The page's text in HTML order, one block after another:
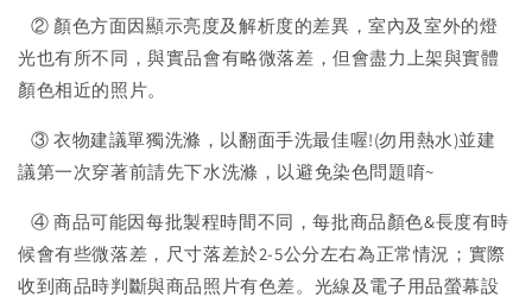
② 顏色方面因顯示亮度及解析度的差異，室內及室外的燈
光也有所不同，與實品會有略微落差，但會盡力上架與實體
顏色相近的照片。
③ 衣物建議單獨洗滌，以翻面手洗最佳喔!(勿用熱水)並建
議第一次穿著前請先下水洗滌，以避免染色問題唷~
④ 商品可能因每批製程時間不同，每批商品顏色&長度有時
候會有些微落差，尺寸落差於2-5公分左右為正常情況；實際
收到商品時判斷與商品照片有色差。光線及電子用品螢幕設